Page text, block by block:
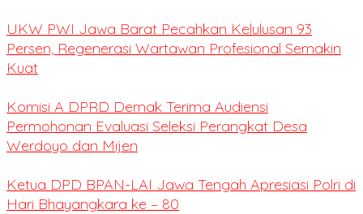
UKW PWI Jawa Barat Pecahkan Kelulusan 93
Persen, Regenerasi Wartawan Profesional Semakin
Kuat
Komisi A DPRD Demak Terima Audiensi
Permohonan Evaluasi Seleksi Perangkat Desa
Werdoyo dan Mijen
Ketua DPD BPAN-LAI Jawa Tengah Apresiasi Polri di
Hari Bhayangkara ke – 80